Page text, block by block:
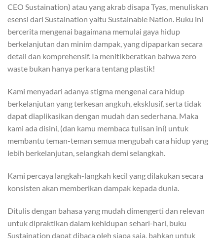
CEO Sustaination) atau yang akrab disapa Tyas, menuliskan
esensi dari Sustaination yaitu Sustainable Nation. Buku ini
bercerita mengenai bagaimana memulai gaya hidup
berkelanjutan dan minim dampak, yang dipaparkan secara
detail dan komprehensif. Ia menitikberatkan bahwa zero
waste bukan hanya perkara tentang plastik!
Kami menyadari adanya stigma mengenai cara hidup
berkelanjutan yang terkesan angkuh, eksklusif, serta tidak
dapat diaplikasikan dengan mudah dan sederhana. Maka
kami ada disini, (dan kamu membaca tulisan ini) untuk
membantu teman-teman semua mengubah cara hidup yang
lebih berkelanjutan, selangkah demi selangkah.
Kami percaya langkah-langkah kecil yang dilakukan secara
konsisten akan memberikan dampak kepada dunia.
Ditulis dengan bahasa yang mudah dimengerti dan relevan
untuk dipraktikan dalam kehidupan sehari-hari, buku
Sustaination dapat dibaca oleh siapa saja, bahkan untuk